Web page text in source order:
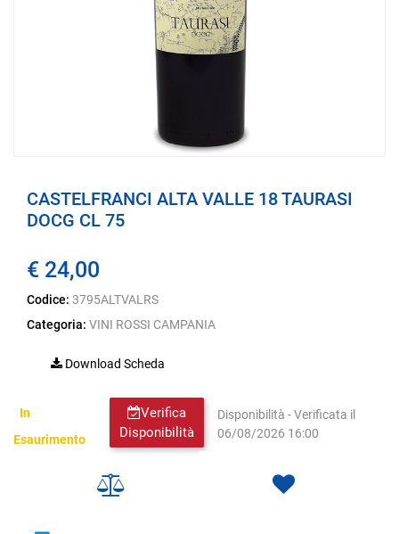
CASTELFRANCI ALTA VALLE 18 TAURASI
DOCG CL 75
€ 24,00
Codice: 3795ALTVALRS
Categoria: VINI ROSSI CAMPANIA
Download Scheda
Verifica
Disponibilità
In
Esaurimento
Disponibilità - Verificata il
06/08/2026 16:00